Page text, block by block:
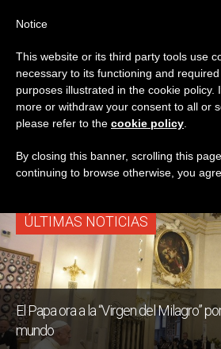
ETIQUETA
Posts
Mes María’
ÚLTIMAS NOTICIAS
El Papa ora a la “Virgen del Milagro”
mundo
Notice
This website or its third party tools use
necessary to its functioning and
purposes illustrated in the cookie policy.
more or withdraw your consent to all or
please refer to the cookie policy
By closing this banner, scrolling this
continuing to browse otherwise, you